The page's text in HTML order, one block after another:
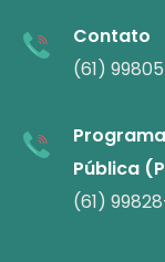
Contato
(61)
Pública
(61)